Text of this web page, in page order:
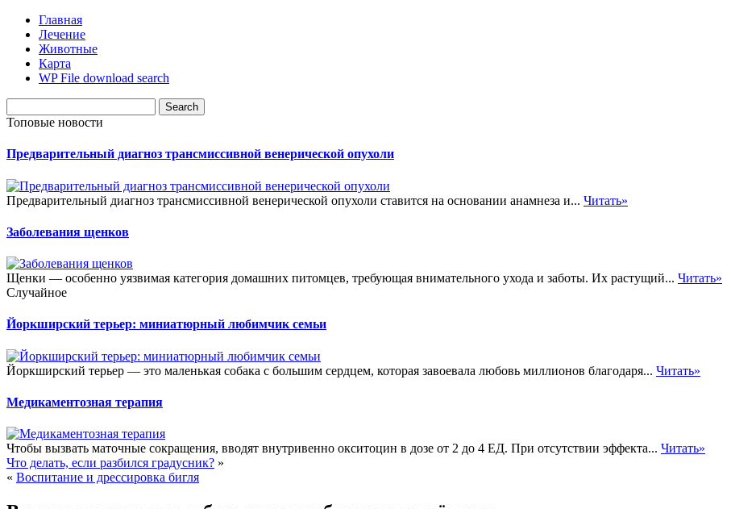
Главная
Лечение
Животные
Карта
WP File download search
Топовые новости
Предварительный диагноз трансмиссивной венерической опухоли
Предварительный диагноз трансмиссивной венерической опухоли ставится на основании анамнеза и... Читать»
Заболевания щенков
Щенки — особенно уязвимая категория домашних питомцев, требующая внимательного ухода и заботы. Их растущий... Читать»
Случайное
Йоркширский терьер: миниатюрный любимчик семьи
Йоркширский терьер — это маленькая собака с большим сердцем, которая завоевала любовь миллионов благодаря... Читать»
Медикаментозная терапия
Чтобы вызвать маточные сокращения, вводят внутривенно окситоцин в дозе от 2 до 4 ЕД. При отсутствии эффекта... Читать»
Что делать, если разбился градусник? »
« Воспитание и дрессировка бигля